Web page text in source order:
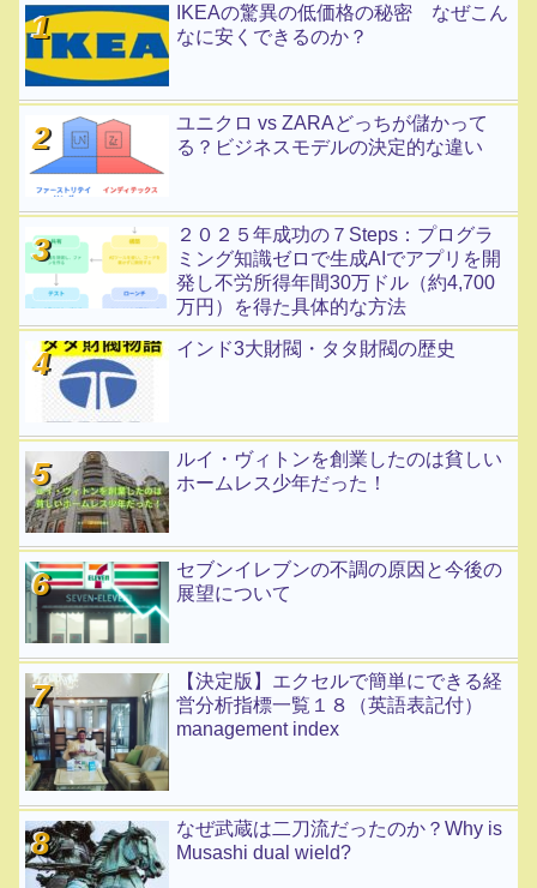
IKEAの驚異の低価格の秘密 なぜこん
なに安くできるのか？
ユニクロ vs ZARAどっちが儲かって
る？ビジネスモデルの決定的な違い
２０２５年成功の７Steps：プログラ
ミング知識ゼロで生成AIでアプリを開
発し不労所得年間30万ドル（約4,700
万円）を得た具体的な方法
インド3大財閥・タタ財閥の歴史
ルイ・ヴィトンを創業したのは貧しい
ホームレス少年だった！
セブンイレブンの不調の原因と今後の
展望について
【決定版】エクセルで簡単にできる経
営分析指標一覧１８（英語表記付）
management index
なぜ武蔵は二刀流だったのか？Why is
Musashi dual wield?